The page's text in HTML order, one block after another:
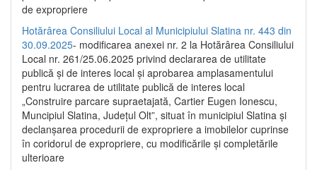
de expropriere
Hotărârea Consiliului Local al Municipiului Slatina nr. 443 din
30.09.2025- modificarea anexei nr. 2 la Hotărârea Consiliului
Local nr. 261/25.06.2025 privind declararea de utilitate
publică şi de interes local şi aprobarea amplasamentului
pentru lucrarea de utilitate publică de interes local
„Construire parcare supraetajată, Cartier Eugen Ionescu,
Muncipiul Slatina, Judeţul Olt”, situat în municipiul Slatina şi
declanşarea procedurii de expropriere a imobilelor cuprinse
în coridorul de expropriere, cu modificările şi completările
ulterioare